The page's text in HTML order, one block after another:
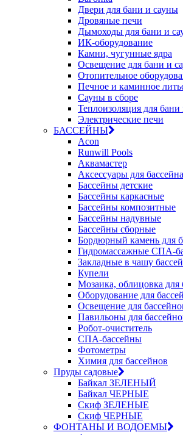
Двери для бани и сауны
Дровяные печи
Дымоходы для бани и
ИК-оборудование
Камни, чугунные ядра
Освещение для бани и
Отопительное
Печное и каминное
Сауны в сборе
Теплоизоляция для
Электрические печи
БАССЕЙНЫ
Acon
Runwill Pools
Аквамастер
Аксессуары для бассейна
Бассейны детские
Бассейны каркасные
Бассейны композитные
Бассейны надувные
Бассейны сборные
Бордюрный камень для
Гидромассажные СПА-
Закладные в чашу
Купели
Мозаика, облицовка для
Оборудование для
Освещение для
Павильоны для
Робот-очиститель
СПА-бассейны
Фотометры
Химия для бассейнов
Пруды садовые
Байкал ЗЕЛЕНЫЙ
Байкал ЧЕРНЫЕ
Скиф ЗЕЛЕНЫЕ
Скиф ЧЕРНЫЕ
ФОНТАНЫ И ВОДОЕМЫ